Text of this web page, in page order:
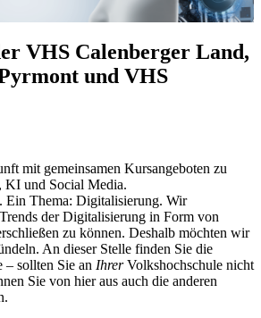
VHS Calenberger Land,
und VHS
mit gemeinsamen Kursangeboten zu
KI und Social Media.
Ein Thema: Digitalisierung. Wir
der Digitalisierung in Form von
zu können. Deshalb möchten wir
An dieser Stelle finden Sie die
– sollten Sie an IhrerVolkshochschule nicht
Sie von hier aus auch die anderen